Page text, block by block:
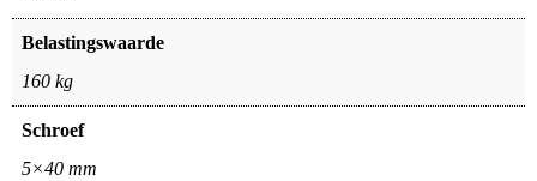
Belastingswaarde
160 kg
Schroef
5×40 mm